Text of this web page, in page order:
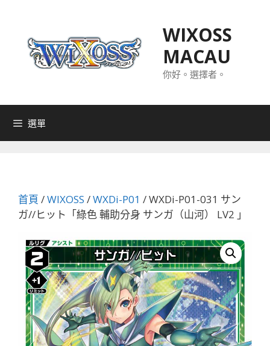
WIXOSS
MACAU
你好。選擇者。
選單
首頁 /WIXOSS /WXDi-P01 / WXDi-P01-031 サン
ガ//ヒット「綠色 輔助分身 サンガ（山河） LV2 」